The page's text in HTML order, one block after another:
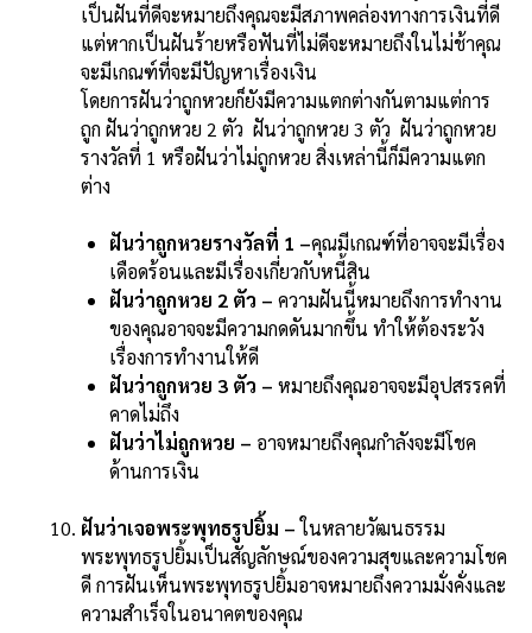
เป็นฝันที่ดีจะหมายถึงคุณจะมีสภาพคล่องทางการเงินที่ดี
แต่หากเป็นฝันร้ายหรือฟันที่ไม่ดีจะหมายถึงในไม่ช้าคุณ
จะมีเกณฑ์ที่จะมีปัญหาเรื่องเงิน
โดยการฝันว่าถูกหวยก็ยังมีความแตกต่างกันตามแต่การ
ถูก ฝันว่าถูกหวย 2 ตัว ฝันว่าถูกหวย 3 ตัว ฝันว่าถูกหวย
รางวัลที่ 1 หรือฝันว่าไม่ถูกหวย สิ่งเหล่านี้ก็มีความแตก
ต่าง
ฝันว่าถูกหวยรางวัลที่ 1 –คุณมีเกณฑ์ที่อาจจะมีเรื่อง
เดือดร้อนและมีเรื่องเกี่ยวกับหนี้สิน
ฝันว่าถูกหวย 2 ตัว – ความฝันนี้หมายถึงการทำงาน
ของคุณอาจจะมีความกดดันมากขึ้น ทำให้ต้องระวัง
เรื่องการทำงานให้ดี
ฝันว่าถูกหวย 3 ตัว – หมายถึงคุณอาจจะมีอุปสรรคที่
คาดไม่ถึง
ฝันว่าไม่ถูกหวย – อาจหมายถึงคุณกำลังจะมีโชค
ด้านการเงิน
ฝันว่าเจอพระพุทธรูปยิ้ม –ในหลายวัฒนธรรม
พระพุทธรูปยิ้มเป็นสัญลักษณ์ของความสุขและความโชค
ดี การฝันเห็นพระพุทธรูปยิ้มอาจหมายถึงความมั่งคั่งและ
ความสำเร็จในอนาคตของคุณ